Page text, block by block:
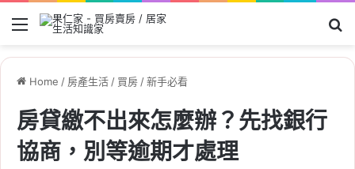
Menu
Home / 房產生活 / 買房 /新手必看
房貸繳不出來怎麼辦？先找銀行
協商，別等逾期才處理